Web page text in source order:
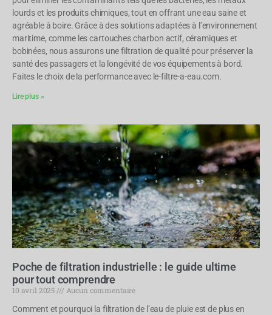
lourds et les produits chimiques, tout en offrant une eau saine et
agréable à boire. Grâce à des solutions adaptées à l’environnement
maritime, comme les cartouches charbon actif, céramiques et
bobinées, nous assurons une filtration de qualité pour préserver la
santé des passagers et la longévité de vos équipements à bord.
Faites le choix de la performance avec le-filtre-a-eau.com.
Lire plus »
Poche de filtration industrielle : le guide ultime
pour tout comprendre​
10 avril 2025
Aucun commentaire
Comment et pourquoi la filtration de l’eau de pluie est de plus en